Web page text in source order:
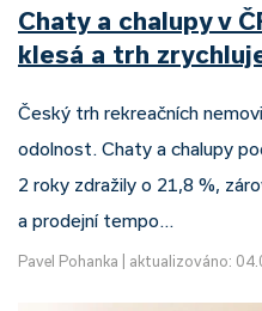
Chaty a chalupy v
klesá a trh
Český trh rekreačních
odolnost. Chaty a chalupy
2 roky zdražily o 21,8 %,
a prodejní tempo…
Pavel Pohanka aktualizováno: